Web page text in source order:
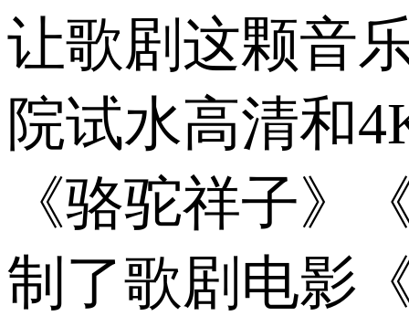
让歌剧这颗音
院试水高清和
《骆驼祥子》
制了歌剧电影